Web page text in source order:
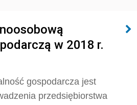
w 2018 r.
gospodarcza jest
przedsiębiorstwa